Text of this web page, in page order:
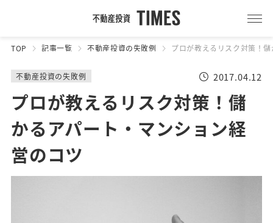
TOP 記事一覧 不動産投資の失敗例 プロが教えるリスク対策！
不動産投資の失敗例 2017.04.12
プロが教えるリスク対策！儲
かるアパート・マンション経
営のコツ